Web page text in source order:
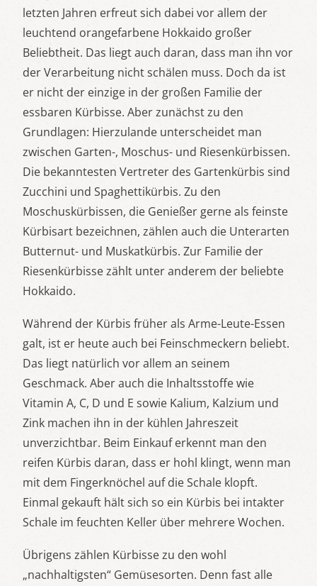
letzten Jahren erfreut sich dabei vor allem der
leuchtend orangefarbene Hokkaido großer
Beliebtheit. Das liegt auch daran, dass man ihn vor
der Verarbeitung nicht schälen muss. Doch da ist
er nicht der einzige in der großen Familie der
essbaren Kürbisse. Aber zunächst zu den
Grundlagen: Hierzulande unterscheidet man
zwischen Garten-, Moschus- und Riesenkürbissen.
Die bekanntesten Vertreter des Gartenkürbis sind
Zucchini und Spaghettikürbis. Zu den
Moschuskürbissen, die Genießer gerne als feinste
Kürbisart bezeichnen, zählen auch die Unterarten
Butternut- und Muskatkürbis. Zur Familie der
Riesenkürbisse zählt unter anderem der beliebte
Hokkaido.
Während der Kürbis früher als Arme-Leute-Essen
galt, ist er heute auch bei Feinschmeckern beliebt.
Das liegt natürlich vor allem an seinem
Geschmack. Aber auch die Inhaltsstoffe wie
Vitamin A, C, D und E sowie Kalium, Kalzium und
Zink machen ihn in der kühlen Jahreszeit
unverzichtbar. Beim Einkauf erkennt man den
reifen Kürbis daran, dass er hohl klingt, wenn man
mit dem Fingerknöchel auf die Schale klopft.
Einmal gekauft hält sich so ein Kürbis bei intakter
Schale im feuchten Keller über mehrere Wochen.
Übrigens zählen Kürbisse zu den wohl
„nachhaltigsten“ Gemüsesorten. Denn fast alle